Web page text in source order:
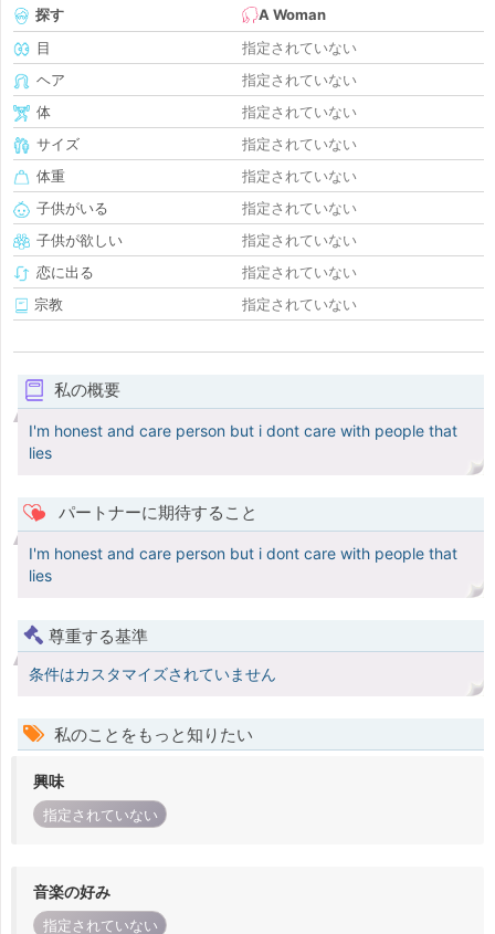
探す
A Woman
目
指定されていない
ヘア
指定されていない
体
指定されていない
サイズ
指定されていない
体重
指定されていない
子供がいる
指定されていない
子供が欲しい
指定されていない
恋に出る
指定されていない
宗教
指定されていない
私の概要
I'm honest and care person but i dont care with people that
lies
パートナーに期待すること
I'm honest and care person but i dont care with people that
lies
尊重する基準
条件はカスタマイズされていません
私のことをもっと知りたい
興味
指定されていない
音楽の好み
指定されていない